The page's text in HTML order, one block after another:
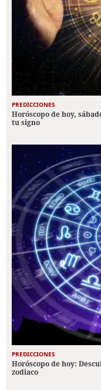
PREDICCIONES
Horóscopo de hoy,
tu signo
PREDICCIONES
Horóscopo de hoy:
zodiaco